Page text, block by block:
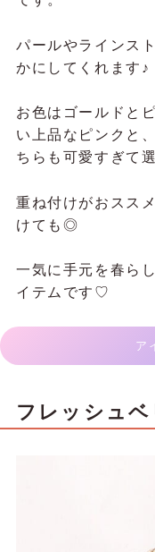
パールやラインス
かにしてくれます♪
お色はゴールドと
い上品なピンクと
ちらも可愛すぎて
重ね付けがおスス
けても◎
一気に手元を春ら
イテムです♡
ア
フレッシュ